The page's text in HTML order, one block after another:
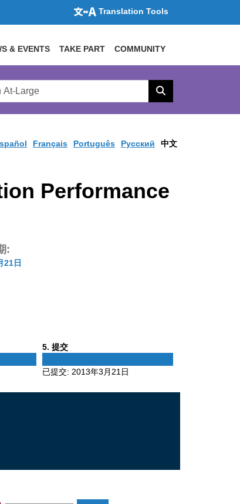
Translation Tools
& EVENTS TAKE PART COMMUNITY
Search
Français Português Pусский 中文
Performance
:
21日
5Phase
. 提交
已提交: 2013年3月21日